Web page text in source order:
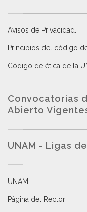
Avisos de Privacidad
Principios del código
Código de ética de la
Convocatorias
Abierto
UNAM - Ligas
UNAM
Página del Rector